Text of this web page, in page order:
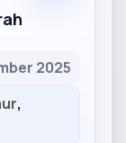
2025
,